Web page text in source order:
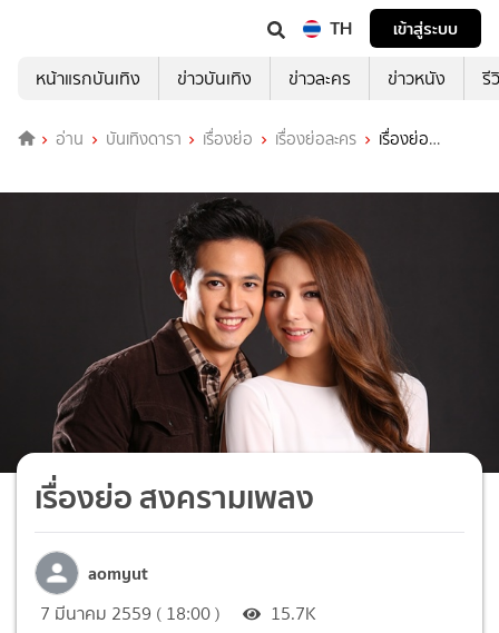
TH
เข้าสู่ระบบ
หน้าแรกบันเทิง
ข่าวบันเทิง ข่าวละคร ข่าวหนัง รี
อ่าน บันเทิงดารา เรื่องย่อ เรื่องย่อละคร
เรื่องย่อ
เรื่องย่อ สงครามเพลง
aomyut
7 มีนาคม 2559 ( 18:00 ) 15.7K